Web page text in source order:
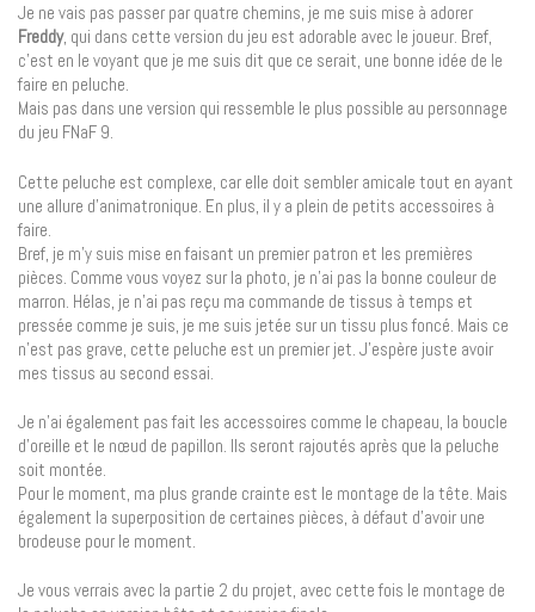
Je ne vais pas passer par quatre chemins, je me suis mise à adorer
Freddy, qui dans cette version du jeu est adorable avec le joueur. Bref,
c’est en le voyant que je me suis dit que ce serait, une bonne idée de le
faire en peluche.
Mais pas dans une version qui ressemble le plus possible au personnage
du jeu FNaF 9.
Cette peluche est complexe, car elle doit sembler amicale tout en ayant
une allure d’animatronique. En plus, il y a plein de petits accessoires à
faire.
Bref, je m’y suis mise en faisant un premier patron et les premières
pièces. Comme vous voyez sur la photo, je n’ai pas la bonne couleur de
marron. Hélas, je n’ai pas reçu ma commande de tissus à temps et
pressée comme je suis, je me suis jetée sur un tissu plus foncé. Mais ce
n’est pas grave, cette peluche est un premier jet. J’espère juste avoir
mes tissus au second essai.
Je n’ai également pas fait les accessoires comme le chapeau, la boucle
d’oreille et le nœud de papillon. Ils seront rajoutés après que la peluche
soit montée.
Pour le moment, ma plus grande crainte est le montage de la tête. Mais
également la superposition de certaines pièces, à défaut d’avoir une
brodeuse pour le moment.
Je vous verrais avec la partie 2 du projet, avec cette fois le montage de